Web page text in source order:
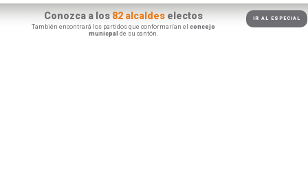
Conozca a los 82 alcaldeselectos
También encontrará los partidos que conformarían el concejo
municpal de su cantón.
IR AL ESPECIAL